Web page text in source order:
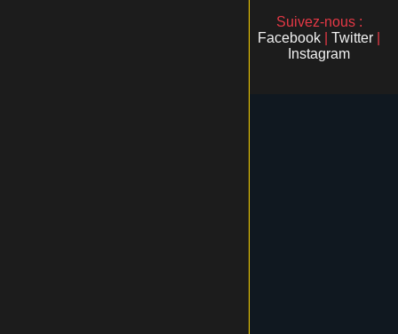
Suivez-nous :
Facebook
Twitter
Instagram